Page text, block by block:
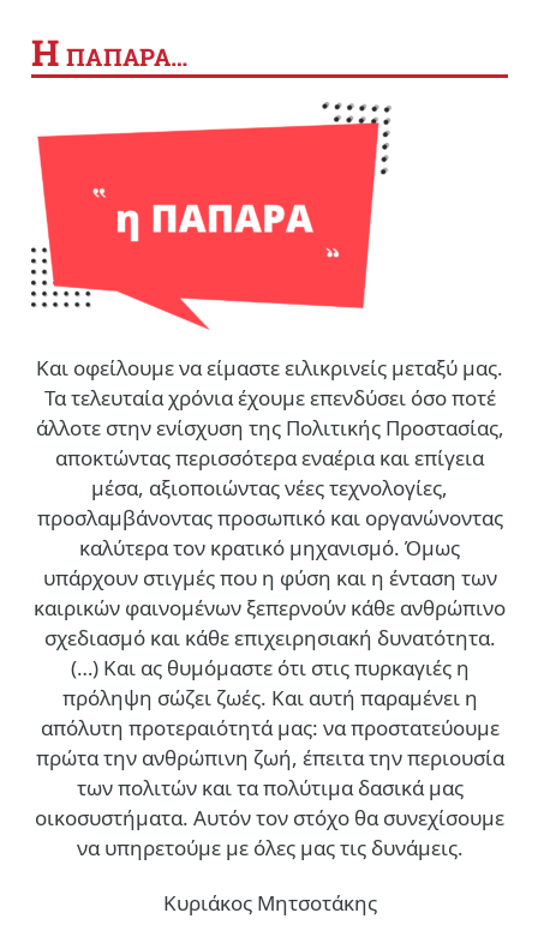
Η ΠΑΠΑΡΑ…
Και οφείλουμε να είμαστε ειλικρινείς μεταξύ μας.
Τα τελευταία χρόνια έχουμε επενδύσει όσο ποτέ
άλλοτε στην ενίσχυση της Πολιτικής Προστασίας,
αποκτώντας περισσότερα εναέρια και επίγεια
μέσα, αξιοποιώντας νέες τεχνολογίες,
προσλαμβάνοντας προσωπικό και οργανώνοντας
καλύτερα τον κρατικό μηχανισμό. Όμως
υπάρχουν στιγμές που η φύση και η ένταση των
καιρικών φαινομένων ξεπερνούν κάθε ανθρώπινο
σχεδιασμό και κάθε επιχειρησιακή δυνατότητα.
(…) Και ας θυμόμαστε ότι στις πυρκαγιές η
πρόληψη σώζει ζωές. Και αυτή παραμένει η
απόλυτη προτεραιότητά μας: να προστατεύουμε
πρώτα την ανθρώπινη ζωή, έπειτα την περιουσία
των πολιτών και τα πολύτιμα δασικά μας
οικοσυστήματα. Αυτόν τον στόχο θα συνεχίσουμε
να υπηρετούμε με όλες μας τις δυνάμεις.
Κυριάκος Μητσοτάκης